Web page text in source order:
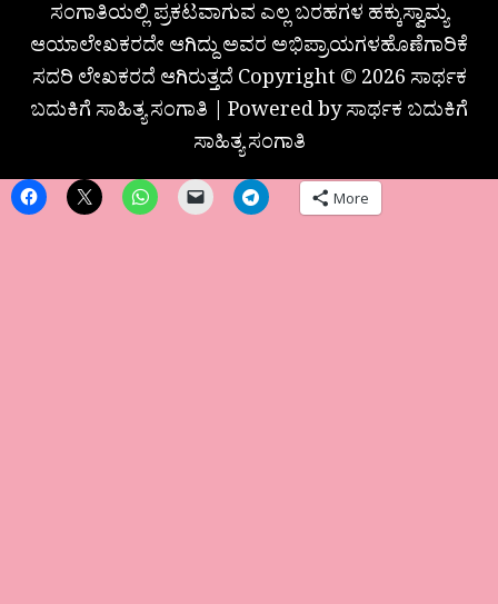
ಸಂಗಾತಿಯಲ್ಲಿ ಪ್ರಕಟವಾಗುವ ಎಲ್ಲ ಬರಹಗಳ ಹಕ್ಕುಸ್ವಾಮ್ಯ
ಆಯಾಲೇಖಕರದೇ ಆಗಿದ್ದು ಅವರ ಅಭಿಪ್ರಾಯಗಳಹೊಣೆಗಾರಿಕೆ
ಸದರಿ ಲೇಖಕರದೆ ಆಗಿರುತ್ತದೆ Copyright © 2026 ಸಾರ್ಥಕ
ಬದುಕಿಗೆ ಸಾಹಿತ್ಯ ಸಂಗಾತಿ | Powered by ಸಾರ್ಥಕ ಬದುಕಿಗೆ
ಸಾಹಿತ್ಯ ಸಂಗಾತಿ
More